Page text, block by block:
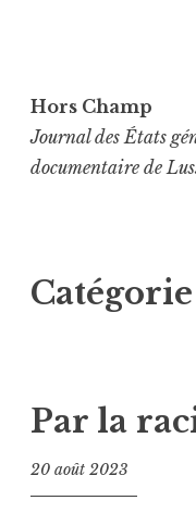
au
contenu
principal
Hors Champ
Journal des États
documentaire de
Par la
20 août 2023